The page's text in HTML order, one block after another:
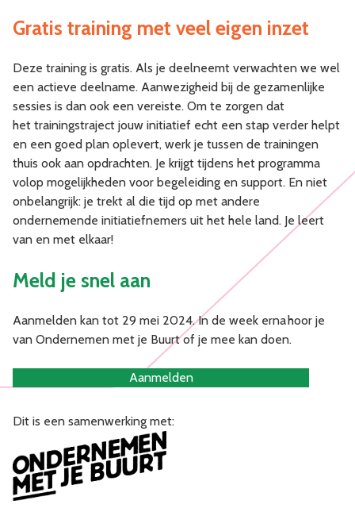
Gratis training met veel eigen inzet
Deze training is gratis. Als je deelneemt verwachten we wel
een actieve deelname. Aanwezigheid bij de gezamenlijke
sessies is dan ook een vereiste. Om te zorgen dat
het trainingstraject jouw initiatief echt een stap verder helpt
en een goed plan oplevert, werk je tussen de trainingen
thuis ook aan opdrachten. Je krijgt tijdens het programma
volop mogelijkheden voor begeleiding en support. En niet
onbelangrijk: je trekt al die tijd op met andere
ondernemende initiatiefnemers uit het hele land. Je leert
van en met elkaar!
Meld je snel aan
Aanmelden kan tot 29 mei 2024. In de week erna hoor je
van Ondernemen met je Buurt of je mee kan doen.
Aanmelden
Dit is een samenwerking met: